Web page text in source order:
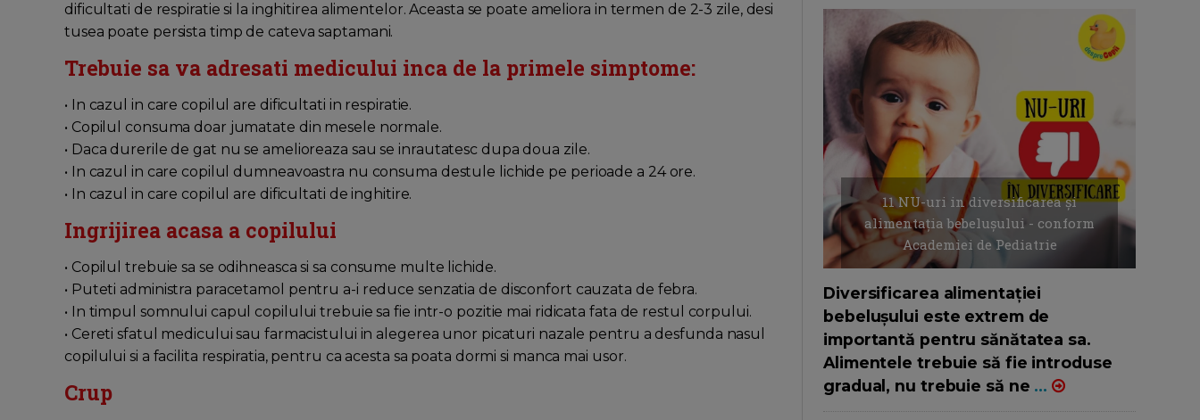
dificultati de respiratie si la inghitirea alimentelor. Aceasta se poate ameliora in termen de 2-3 zile, desi
tusea poate persista timp de cateva saptamani.
Trebuie sa va adresati medicului inca de la primele simptome:
• In cazul in care copilul are dificultati in respiratie.
• Copilul consuma doar jumatate din mesele normale.
• Daca durerile de gat nu se amelioreaza sau se inrautatesc dupa doua zile.
• In cazul in care copilul dumneavoastra nu consuma destule lichide pe perioade a 24 ore.
• In cazul in care copilul are dificultati de inghitire.
Ingrijirea acasa a copilului
• Copilul trebuie sa se odihneasca si sa consume multe lichide.
• Puteti administra paracetamol pentru a-i reduce senzatia de disconfort cauzata de febra.
• In timpul somnului capul copilului trebuie sa fie intr-o pozitie mai ridicata fata de restul corpului.
• Cereti sfatul medicului sau farmacistului in alegerea unor picaturi nazale pentru a desfunda nasul
copilului si a facilita respiratia, pentru ca acesta sa poata dormi si manca mai usor.
Crup
11 NU-uri in diversificarea și
alimentația bebelușului - conform
Academiei de Pediatrie
Diversificarea alimentației
bebelușului este extrem de
importantă pentru sănătatea sa.
Alimentele trebuie să fie introduse
gradual, nu trebuie să ne ...